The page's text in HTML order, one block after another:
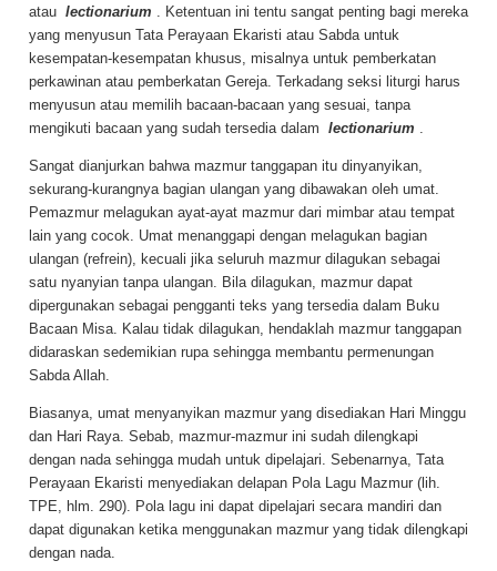
atau lectionarium . Ketentuan ini tentu sangat penting bagi mereka
yang menyusun Tata Perayaan Ekaristi atau Sabda untuk
kesempatan-kesempatan khusus, misalnya untuk pemberkatan
perkawinan atau pemberkatan Gereja. Terkadang seksi liturgi harus
menyusun atau memilih bacaan-bacaan yang sesuai, tanpa
mengikuti bacaan yang sudah tersedia dalam lectionarium .
Sangat dianjurkan bahwa mazmur tanggapan itu dinyanyikan,
sekurang-kurangnya bagian ulangan yang dibawakan oleh umat.
Pemazmur melagukan ayat-ayat mazmur dari mimbar atau tempat
lain yang cocok. Umat menanggapi dengan melagukan bagian
ulangan (refrein), kecuali jika seluruh mazmur dilagukan sebagai
satu nyanyian tanpa ulangan. Bila dilagukan, mazmur dapat
dipergunakan sebagai pengganti teks yang tersedia dalam Buku
Bacaan Misa. Kalau tidak dilagukan, hendaklah mazmur tanggapan
didaraskan sedemikian rupa sehingga membantu permenungan
Sabda Allah.
Biasanya, umat menyanyikan mazmur yang disediakan Hari Minggu
dan Hari Raya. Sebab, mazmur-mazmur ini sudah dilengkapi
dengan nada sehingga mudah untuk dipelajari. Sebenarnya, Tata
Perayaan Ekaristi menyediakan delapan Pola Lagu Mazmur (lih.
TPE, hlm. 290). Pola lagu ini dapat dipelajari secara mandiri dan
dapat digunakan ketika menggunakan mazmur yang tidak dilengkapi
dengan nada.